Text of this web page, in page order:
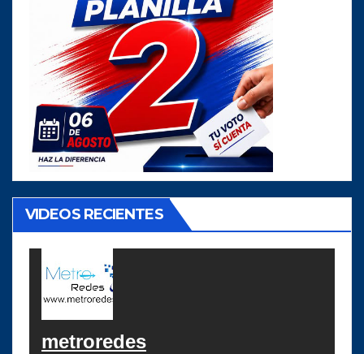
VIDEOS RECIENTES
metroredes